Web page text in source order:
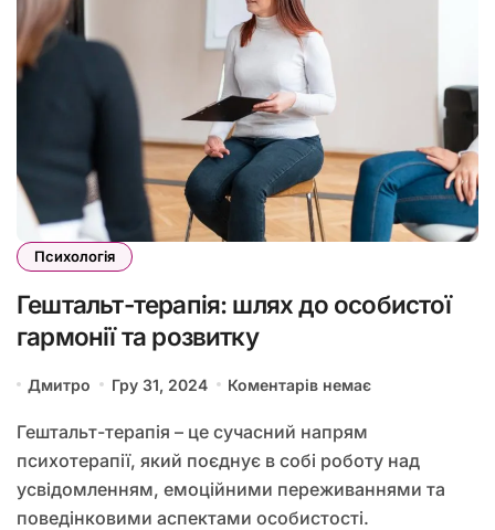
Психологія
Гештальт-терапія: шлях до особистої
гармонії та розвитку
Дмитро Гру 31, 2024 Коментарів немає
Гештальт-терапія – це сучасний напрям
психотерапії, який поєднує в собі роботу над
усвідомленням, емоційними переживаннями та
поведінковими аспектами особистості.